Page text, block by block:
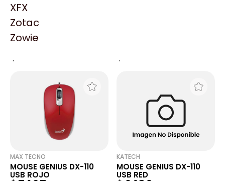
XFX
Zotac
Zowie
GORILA GAMES
NUMPAD GENIUS 110 USB
$12.750 $10.909
MAX TECNO
MOUSE GENIUS DX-110
USB ROJO
KATECH
MOUSE GENIUS DX-110
USB RED